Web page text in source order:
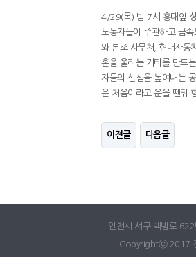
4/29(목) 밤 7시 홍대앞 상
노동자들이 주관하고 금
와 본조 사무처, 현대자동
혼을 울리는 기타를 만드
자들의 신심을 높여내는
은 처음이라고 운을 뗀뒤
이전글 다음글
인천시 서구 백범로
Copyrightⓒ 2017